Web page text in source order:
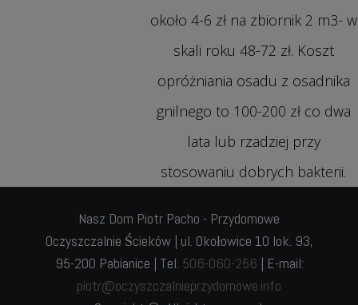
około 4-6 zł na zbiornik 2 m3- w
skali roku 48-72 zł. Koszt
opróżniania osadu z osadnika
gnilnego to 100-200 zł co dwa
lata lub rzadziej przy
stosowaniu dobrych bakterii.
Nasz Dom Piotr Pacho - Przydomowe
Oczyszczalnie Ścieków | ul. Okołowice 10 lok. 93,
95-200 Pabianice | Tel. 506-060-256 | E-mail:
piotr@oczyszczalnieprzydomowe.info